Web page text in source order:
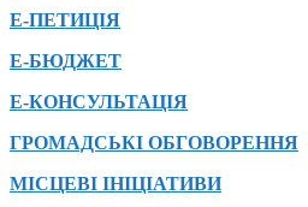
Е-ПЕТИЦІЯ
Е-БЮДЖЕТ
Е-КОНСУЛЬТАЦІЯ
ГРОМАДСЬКІ ОБГОВОРЕННЯ
МІСЦЕВІ ІНІЦІАТИВИ